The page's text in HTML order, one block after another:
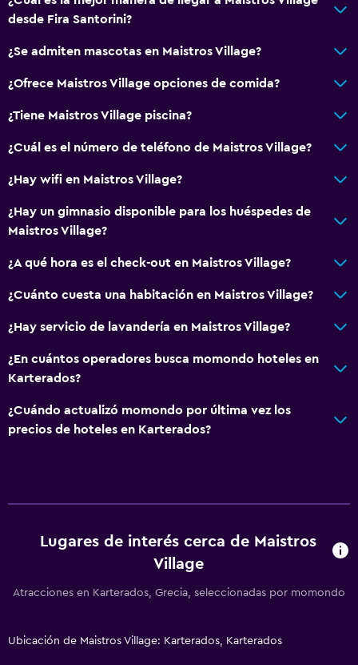
Mascotas permitidas bajo consulta (pueden aplicar cargos
extra)
General
Gimnasio
Gimnasio
desde Fira Santorini?
¿Se admiten mascotas en Maistros Village?
¿Ofrece Maistros Village opciones de comida?
¿Tiene Maistros Village piscina?
¿Cuál es el número de teléfono de Maistros Village?
¿Hay wifi en Maistros Village?
¿Hay un gimnasio disponible para los huéspedes de
Maistros Village?
¿A qué hora es el check-out en Maistros Village?
¿Cuánto cuesta una habitación en Maistros Village?
¿Hay servicio de lavandería en Maistros Village?
¿En cuántos operadores busca momondo hoteles en
Karterados?
¿Cuándo actualizó momondo por última vez los
precios de hoteles en Karterados?
Lugares de interés cerca de Maistros
Village
Atracciones en Karterados, Grecia, seleccionadas por momondo
Ubicación de Maistros Village: Karterados, Karterados